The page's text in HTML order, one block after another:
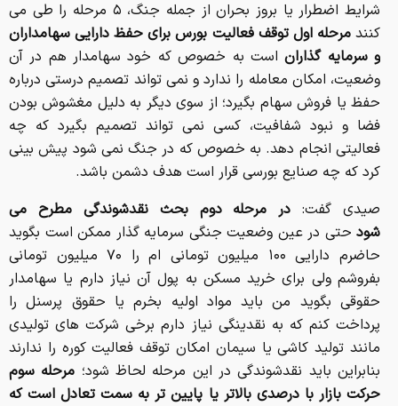
شرایط اضطرار یا بروز بحران از جمله جنگ، ۵ مرحله را طی می
کنند مرحله اول توقف فعالیت بورس برای حفظ دارایی سهامداران
و سرمایه گذاراناست به خصوص که خود سهامدار هم در آن
وضعیت، امکان معامله را ندارد و نمی تواند تصمیم درستی درباره
حفظ یا فروش سهام بگیرد؛ از سوی دیگر به دلیل مغشوش بودن
فضا و نبود شفافیت، کسی نمی تواند تصمیم بگیرد که چه
فعالیتی انجام دهد. به خصوص که در جنگ نمی شود پیش بینی
کرد که چه صنایع بورسی قرار است هدف دشمن باشد.
صیدی گفت: در مرحله دوم بحث نقدشوندگی مطرح می
شود حتی در عین وضعیت جنگی سرمایه گذار ممکن است بگوید
حاضرم دارایی ۱۰۰ میلیون تومانی ام را ۷۰ میلیون تومانی
بفروشم ولی برای خرید مسکن به پول آن نیاز دارم یا سهامدار
حقوقی بگوید من باید مواد اولیه بخرم یا حقوق پرسنل را
پرداخت کنم که به نقدینگی نیاز دارم برخی شرکت های تولیدی
مانند تولید کاشی یا سیمان امکان توقف فعالیت کوره را ندارند
بنابراین باید نقدشوندگی در این مرحله لحاظ شود؛ مرحله سوم
حرکت بازار با درصدی بالاتر یا پایین تر به سمت تعادل است که